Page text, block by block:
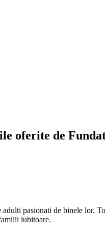
oferite de
pasionati de binele lor.
iubitoare.